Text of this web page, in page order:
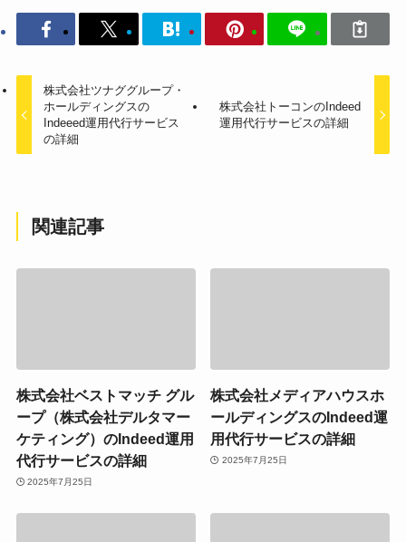
株式会社ツナググループ・
ホールディングスの
Indeeed運用代行サービス
の詳細
株式会社トーコンのIndeed
運用代行サービスの詳細
関連記事
株式会社ベストマッチ グル
ープ（株式会社デルタマー
ケティング）のIndeed運用
代行サービスの詳細
2025年7月25日
株式会社メディアハウスホ
ールディングスのIndeed運
用代行サービスの詳細
2025年7月25日